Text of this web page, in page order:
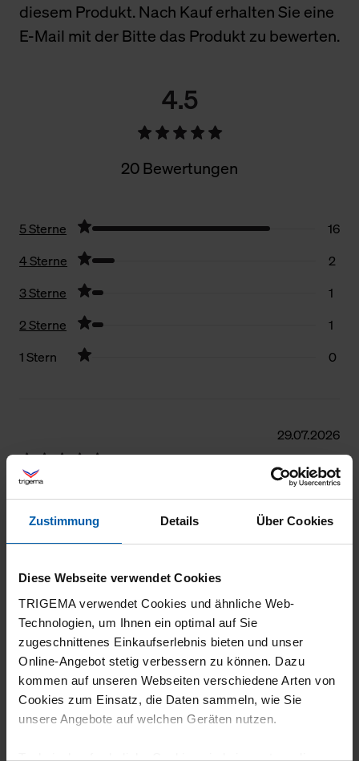
Zustimmung Details Über Cookies
Diese Webseite verwendet Cookies
TRIGEMA verwendet Cookies und ähnliche Web-
Technologien, um Ihnen ein optimal auf Sie
zugeschnittenes Einkaufserlebnis bieten und unser
Online-Angebot stetig verbessern zu können. Dazu
kommen auf unseren Webseiten verschiedene Arten von
Cookies zum Einsatz, die Daten sammeln, wie Sie
unsere Angebote auf welchen Geräten nutzen.
Technisch erforderliche Cookies sind eine notwendige
diesem Produkt. Nach Kauf erhalten Sie eine
E-Mail mit der Bitte das Produkt zu bewerten.
4.5
20 Bewertungen
5 Sterne
16
4 Sterne
2
3 Sterne
1
2 Sterne
1
1 Stern
0
29.07.2026
Tolle Hosen super Qualität und Passform
auch nach dem ersten Waschgang. Kann ich
zu 100 % weiterempfehlen. Anzumerken ist
20.07.2026
5